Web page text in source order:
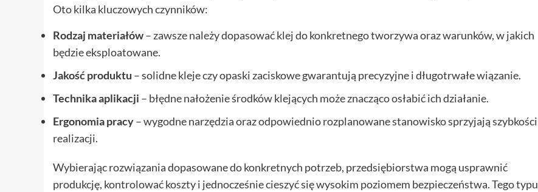
Oto kilka kluczowych czynników:
Rodzaj materiałów– zawsze należy dopasować klej do konkretnego tworzywa oraz warunków, w jakich
będzie eksploatowane.
Jakość produktu – solidne kleje czy opaski zaciskowe gwarantują precyzyjne i długotrwałe wiązanie.
Technika aplikacji – błędne nałożenie środków klejących może znacząco osłabić ich działanie.
Ergonomia pracy– wygodne narzędzia oraz odpowiednio rozplanowane stanowisko sprzyjają szybkości
realizacji.
Wybierając rozwiązania dopasowane do konkretnych potrzeb, przedsiębiorstwa mogą usprawnić
produkcję, kontrolować koszty i jednocześnie cieszyć się wysokim poziomem bezpieczeństwa. Tego typu